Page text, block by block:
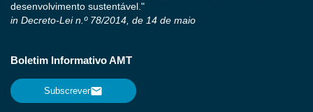
desenvolvimento sustentável."
in Decreto-Lei n.º 78/2014, de 14 de maio
Boletim Informativo AMT
Subscrever